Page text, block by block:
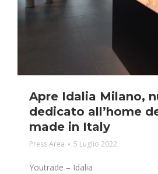
Apre Idalia Milano,
dedicato all’home
made in Italy
Press Area 5 Luglio 2022
Youtrade – Idalia